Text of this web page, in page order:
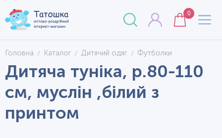
0
Головна Каталог Дитячий одяг Футболки
Дитяча туніка, р.80-110
см, муслін ,білий з
принтом